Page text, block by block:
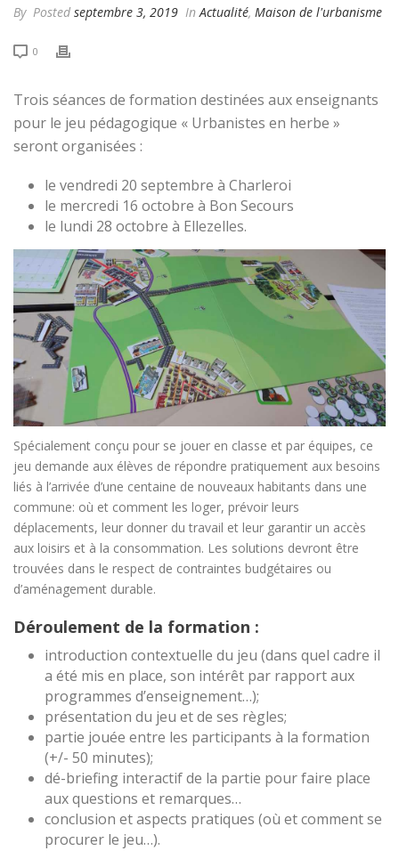
By Posted septembre 3, 2019 InActualité, Maison de l'urbanisme
0
Trois séances de formation destinées aux enseignants
pour le jeu pédagogique « Urbanistes en herbe »
seront organisées :
le vendredi 20 septembre à Charleroi
le mercredi 16 octobre à Bon Secours
le lundi 28 octobre à Ellezelles.
Spécialement conçu pour se jouer en classe et par équipes, ce
jeu demande aux élèves de répondre pratiquement aux besoins
liés à l’arrivée d’une centaine de nouveaux habitants dans une
commune: où et comment les loger, prévoir leurs
déplacements, leur donner du travail et leur garantir un accès
aux loisirs et à la consommation. Les solutions devront être
trouvées dans le respect de contraintes budgétaires ou
d’aménagement durable.
Déroulement de la formation :
introduction contextuelle du jeu (dans quel cadre il
a été mis en place, son intérêt par rapport aux
programmes d’enseignement…);
présentation du jeu et de ses règles;
partie jouée entre les participants à la formation
(+/- 50 minutes);
dé-briefing interactif de la partie pour faire place
aux questions et remarques…
conclusion et aspects pratiques (où et comment se
procurer le jeu…).